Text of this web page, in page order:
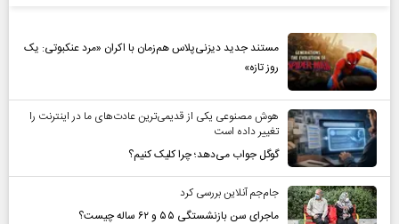
مستند جدید دیزنی‌پلاس هم‌زمان با اکران «مرد عنکبوتی: یک
روز تازه»
هوش مصنوعی یکی از قدیمی‌ترین عادت‌های ما در اینترنت را
تغییر داده است
گوگل جواب می‌دهد؛ چرا کلیک کنیم؟
جام‌جم آنلاین بررسی کرد
ماجرای سن بازنشستگی ۵۵ و ۶۲ ساله چیست؟